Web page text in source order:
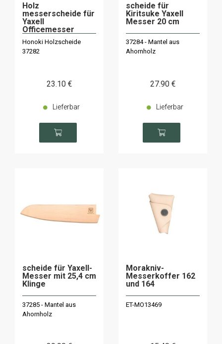
Holz
messerscheide für
Yaxell
Officemesser
12cm
Honoki Holzscheide
37282
23.10 €
Lieferbar
scheide für
Kiritsuke Yaxell
Messer 20 cm
37284 - Mantel aus
Ahornholz
27.90 €
Lieferbar
scheide für Yaxell-
Messer mit 25,4 cm
Klinge
37285 - Mantel aus
Ahornholz
Morakniv-
Messerkoffer 162
und 164
ET-MO13469